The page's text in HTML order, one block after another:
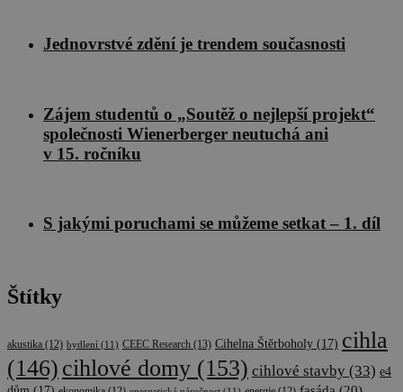
Jednovrstvé zdění je trendem současnosti
Zájem studentů o „Soutěž o nejlepší projekt“
společnosti Wienerberger neutuchá ani
v 15. ročníku
S jakými poruchami se můžeme setkat – 1. díl
Štítky
akustika (12) bydlení (11) CEEC Research (13) Cihelna Štěrboholy (17) cihla
(146) cihlové domy (153) cihlové stavby (33) e4
Je nutné, aby
banner
správně.
udid
.cscm.cz
4 týdny
přístup k
webové